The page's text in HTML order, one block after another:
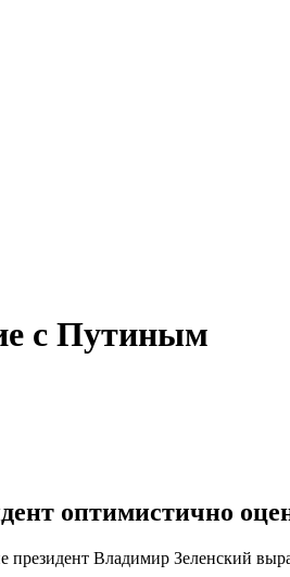
с Путиным
оптимистично
президент Владимир Зеленский